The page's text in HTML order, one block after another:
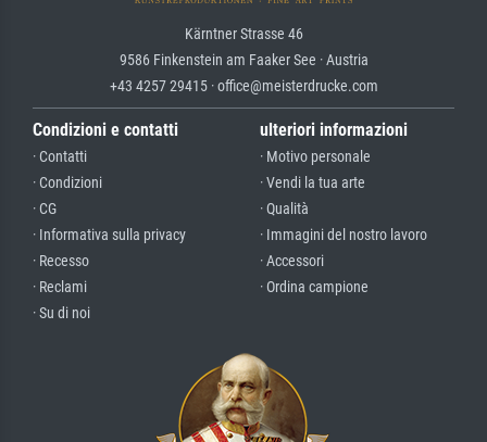
Kärntner Strasse 46
9586 Finkenstein am Faaker See · Austria
+43 4257 29415 · office@meisterdrucke.com
Condizioni e contatti
· Contatti
· Condizioni
· CG
· Informativa sulla privacy
· Recesso
· Reclami
· Su di noi
ulteriori informazioni
· Motivo personale
· Vendi la tua arte
· Qualità
· Immagini del nostro lavoro
· Accessori
· Ordina campione